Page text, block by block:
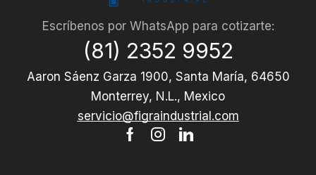
Escríbenos por WhatsApp para cotizarte:
(81) 2352 9952
Aaron Sáenz Garza 1900, Santa María, 64650
Monterrey, N.L., Mexico
servicio@figraindustrial.com